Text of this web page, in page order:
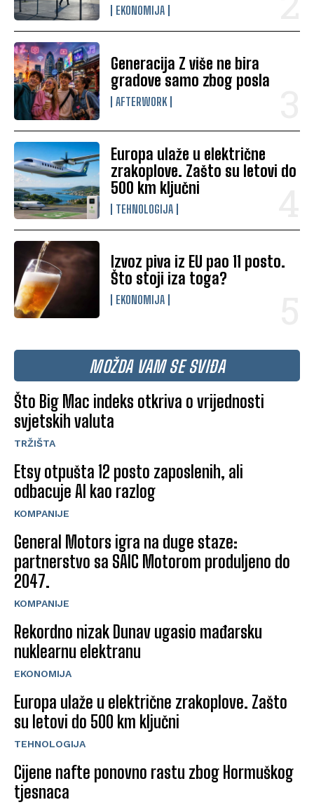
EKONOMIJA
Generacija Z više ne bira
gradove samo zbog posla
AFTERWORK
Europa ulaže u električne
zrakoplove. Zašto su letovi do
500 km ključni
TEHNOLOGIJA
Izvoz piva iz EU pao 11 posto.
Što stoji iza toga?
EKONOMIJA
MOŽDA VAM SE SVIĐA
Što Big Mac indeks otkriva o vrijednosti
svjetskih valuta
TRŽIŠTA
Etsy otpušta 12 posto zaposlenih, ali
odbacuje AI kao razlog
KOMPANIJE
General Motors igra na duge staze:
partnerstvo sa SAIC Motorom produljeno do
2047.
KOMPANIJE
Rekordno nizak Dunav ugasio mađarsku
nuklearnu elektranu
EKONOMIJA
Europa ulaže u električne zrakoplove. Zašto
su letovi do 500 km ključni
TEHNOLOGIJA
Cijene nafte ponovno rastu zbog Hormuškog
tjesnaca